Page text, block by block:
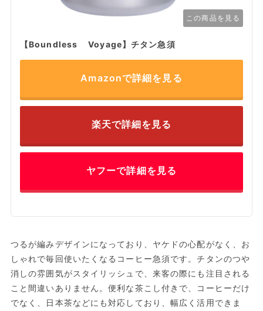
この商品を見る
【Boundless Voyage】チタン急須
Amazonで詳細を見る
楽天で詳細を見る
ヤフーで詳細を見る
つるが編みデザインになっており、ヤケドの心配がなく、お
しゃれで毎回使いたくなるコーヒー急須です。チタンのつや
消しの雰囲気がスタイリッシュで、来客の際にも注目される
こと間違いありません。便利な茶こし付きで、コーヒーだけ
でなく、日本茶などにも対応しており、幅広く活用できま